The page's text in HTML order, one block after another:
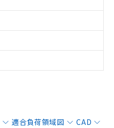
適合負荷領域図
CAD